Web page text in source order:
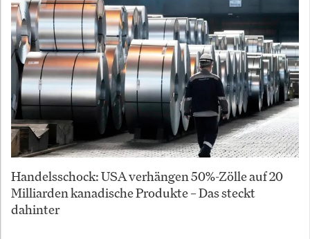
Handelsschock: USA verhängen 50%-Zölle auf 20
Milliarden kanadische Produkte – Das steckt
dahinter